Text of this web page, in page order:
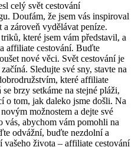
celý svět cestování
Doufám, že jsem vás inspiroval
a zároveň vydělávat peníze.
které jsem vám představil, a
affiliate cestování. Buďte
nové věci. Svět cestování je
Sledujte své sny, stavte na
které affiliate
brzy setkáme na stejné pláži,
o tom, jak daleko jsme došli. Na
možnostem a dejte své
vás, abychom vám pomohli na
odvážní, buďte nezdolní a
života – affiliate cestování